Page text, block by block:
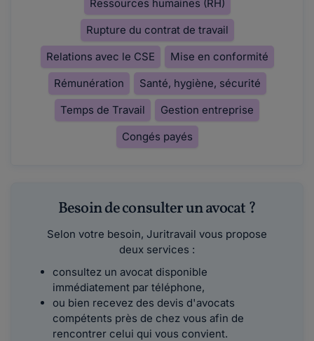
Ressources humaines (RH)
Rupture du contrat de travail
Relations avec le CSE
Mise en conformité
Rémunération
Santé, hygiène, sécurité
Temps de Travail
Gestion entreprise
Congés payés
Besoin de consulter un avocat ?
Selon votre besoin, Juritravail vous propose
deux services :
consultez un avocat disponible
immédiatement par téléphone,
ou bien recevez des devis d'avocats
compétents près de chez vous afin de
rencontrer celui qui vous convient.